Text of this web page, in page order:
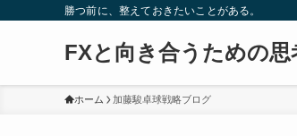
勝つ前に、整えておきたいことがある。
FXと向き合うための思
ホーム 加藤駿卓球戦略ブログ